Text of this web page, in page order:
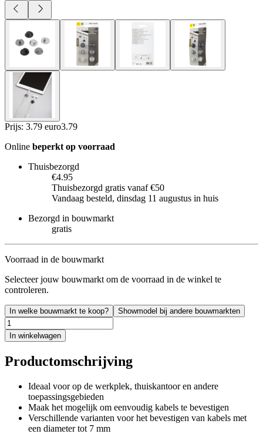
Prijs: 3.79 euro3.79
Online beperkt op voorraad
Thuisbezorgd
€4.95
Thuisbezorgd gratis vanaf €50
Vandaag besteld, dinsdag 11 augustus in huis
Bezorgd in bouwmarkt
gratis
Voorraad in de bouwmarkt
Selecteer jouw bouwmarkt om de voorraad in de winkel te
controleren.
In welke bouwmarkt te koop? Showmodel bij andere bouwmarkten
In winkelwagen
Productomschrijving
Ideaal voor op de werkplek, thuiskantoor en andere
toepassingsgebieden
Maak het mogelijk om eenvoudig kabels te bevestigen
Verschillende varianten voor het bevestigen van kabels met
een diameter tot 7 mm